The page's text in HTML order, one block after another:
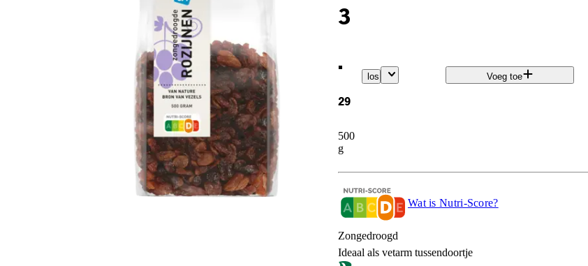
3
.
29
500
g
los Voeg toe
Wat is Nutri-Score?
Zongedroogd
Ideaal als vetarm tussendoortje